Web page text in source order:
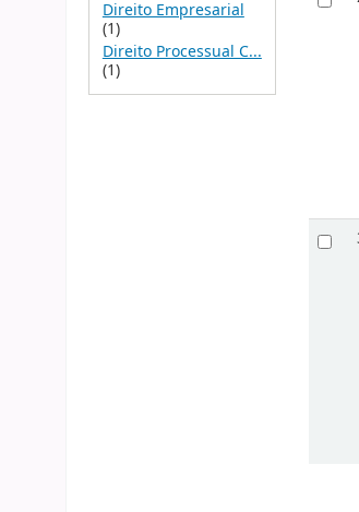
Direito Empresarial
(1)
Direito Processual C...
(1)